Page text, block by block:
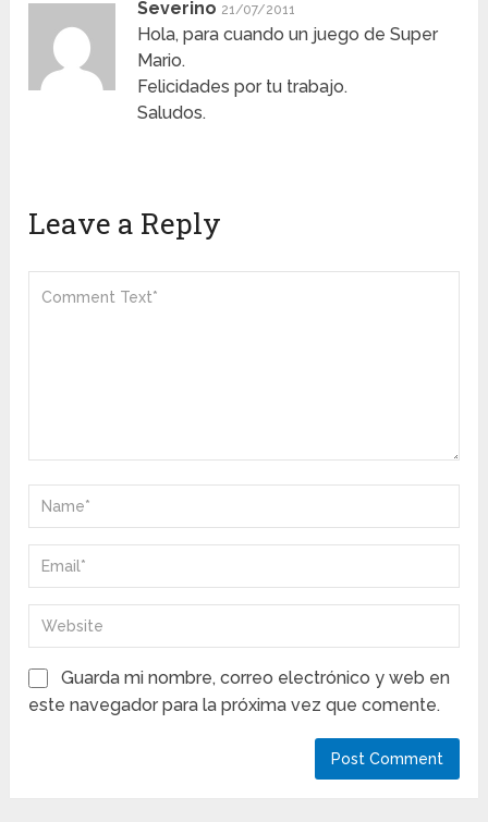
Severino 21/07/2011
Hola, para cuando un juego de Super
Mario.
Felicidades por tu trabajo.
Saludos.
Leave a Reply
Guarda mi nombre, correo electrónico y web en
este navegador para la próxima vez que comente.